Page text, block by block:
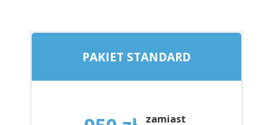
PAKIET STANDARD
zamiast